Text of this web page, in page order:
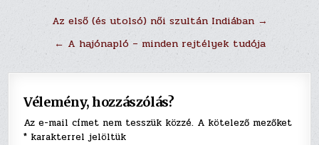
Bejegyzés
navigáció
Az első (és utolsó) női szultán Indiában →
← A hajónapló – minden rejtélyek tudója
Vélemény, hozzászólás?
Az e-mail címet nem tesszük közzé. A kötelező mezőket
* karakterrel jelöltük